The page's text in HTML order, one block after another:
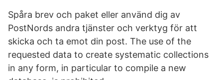
Spåra brev och paket eller använd dig av
PostNords andra tjänster och verktyg för att
skicka och ta emot din post. The use of the
requested data to create systematic collections
in any form, in particular to compile a new